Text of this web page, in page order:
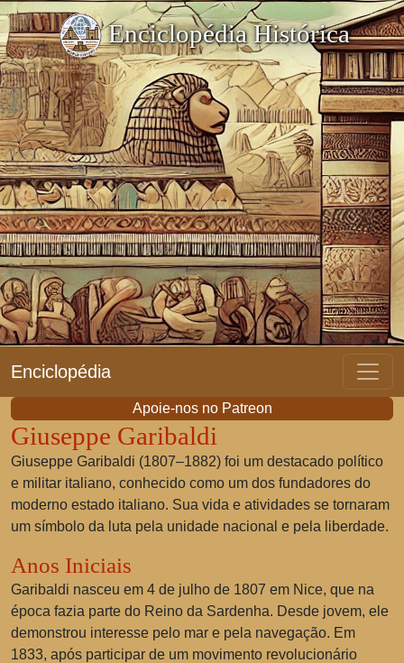
Enciclopédia Histórica
Enciclopédia
Apoie-nos no Patreon
Giuseppe Garibaldi
Giuseppe Garibaldi (1807–1882) foi um destacado político
e militar italiano, conhecido como um dos fundadores do
moderno estado italiano. Sua vida e atividades se tornaram
um símbolo da luta pela unidade nacional e pela liberdade.
Anos Iniciais
Garibaldi nasceu em 4 de julho de 1807 em Nice, que na
época fazia parte do Reino da Sardenha. Desde jovem, ele
demonstrou interesse pelo mar e pela navegação. Em
1833, após participar de um movimento revolucionário